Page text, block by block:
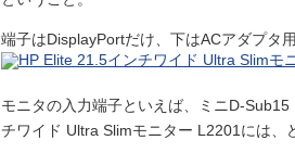
端子はDisplayPortだけ、下はACアダプタ用
モニタの入力端子といえば、ミニD-
チワイド Ultra Slimモニター L2201には、